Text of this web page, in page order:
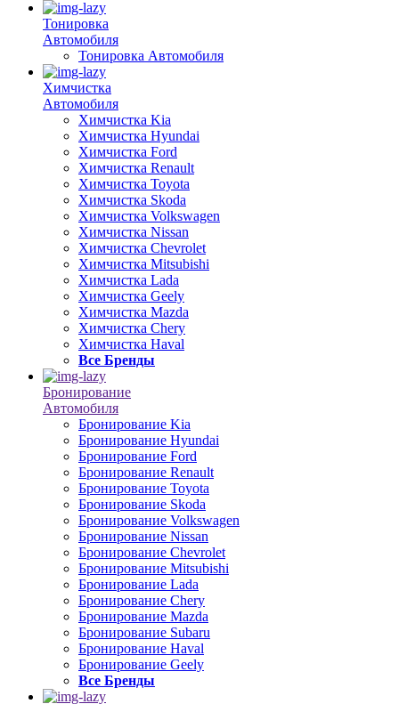
Тонировка
Автомобиля
Тонировка Автомобиля
Химчистка
Автомобиля
Химчистка Kia
Химчистка Hyundai
Химчистка Ford
Химчистка Renault
Химчистка Toyota
Химчистка Skoda
Химчистка Volkswagen
Химчистка Nissan
Химчистка Chevrolet
Химчистка Mitsubishi
Химчистка Lada
Химчистка Geely
Химчистка Mazda
Химчистка Chery
Химчистка Haval
Все Бренды
Бронирование
Автомобиля
Бронирование Kia
Бронирование Hyundai
Бронирование Ford
Бронирование Renault
Бронирование Toyota
Бронирование Skoda
Бронирование Volkswagen
Бронирование Nissan
Бронирование Chevrolet
Бронирование Mitsubishi
Бронирование Lada
Бронирование Chery
Бронирование Mazda
Бронирование Subaru
Бронирование Haval
Бронирование Geely
Все Бренды